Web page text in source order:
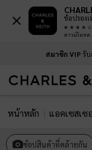
สมาชิก VIPรับ
หน้าหลัก แอคเซสเซ
ช้อปสินค้าที่คล้ายกัน
ช้อปรอง
ดาวน์โหลด